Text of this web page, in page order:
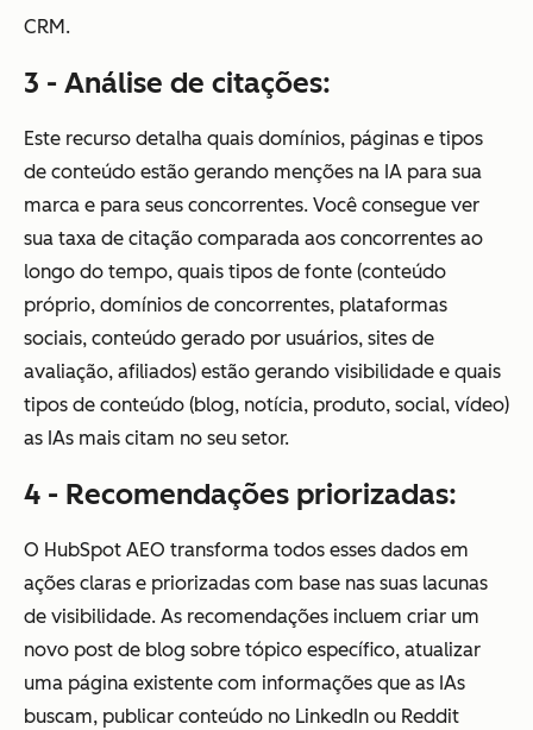
CRM.
3 - Análise de citações:
Este recurso detalha quais domínios, páginas e tipos
de conteúdo estão gerando menções na IA para sua
marca e para seus concorrentes. Você consegue ver
sua taxa de citação comparada aos concorrentes ao
longo do tempo, quais tipos de fonte (conteúdo
próprio, domínios de concorrentes, plataformas
sociais, conteúdo gerado por usuários, sites de
avaliação, afiliados) estão gerando visibilidade e quais
tipos de conteúdo (blog, notícia, produto, social, vídeo)
as IAs mais citam no seu setor.
4 - Recomendações priorizadas:
O HubSpot AEO transforma todos esses dados em
ações claras e priorizadas com base nas suas lacunas
de visibilidade. As recomendações incluem criar um
novo post de blog sobre tópico específico, atualizar
uma página existente com informações que as IAs
buscam, publicar conteúdo no LinkedIn ou Reddit